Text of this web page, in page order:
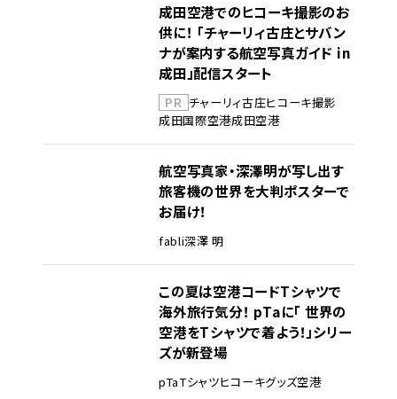
成田空港でのヒコーキ撮影のお
供に！ 「チャーリィ古庄とサバン
ナが案内する航空写真ガイド in
成田」配信スタート
PR チャーリィ古庄ヒコーキ撮影
成田国際空港成田空港
航空写真家・深澤明が写し出す
旅客機の世界を大判ポスターで
お届け！
fabli深澤 明
この夏は空港コードTシャツで
海外旅行気分！ pTaに「 世界の
空港をTシャツで着よう！」シリー
ズが新登場
pTaTシャツヒコーキグッズ空港